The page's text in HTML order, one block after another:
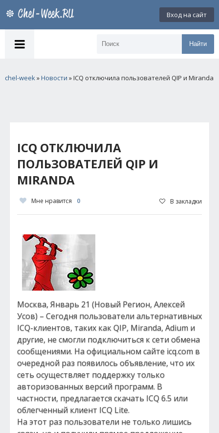
Вход на сайт
Найти
chel-week»Новости » ICQ отключила пользователей QIP и Miranda
ICQ ОТКЛЮЧИЛА
ПОЛЬЗОВАТЕЛЕЙ QIP И
MIRANDA
Мне нравится 0 В закладки
Москва, Январь 21 (Новый Регион, Алексей
Усов) – Сегодня пользователи альтернативных
ICQ-клиентов, таких как QIP, Miranda, Adium и
другие, не смогли подключиться к сети обмена
сообщениями. На официальном сайте icq.com в
очередной раз появилось объявление, что их
сеть осуществляет поддержку только
авторизованных версий программ. В
частности, предлагается скачать ICQ 6.5 или
облегченный клиент ICQ Lite.
На этот раз пользователи не только лишись